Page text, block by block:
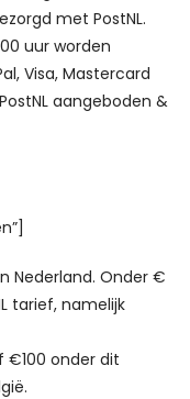
met PostNL.
uur worden
Visa, Mastercard
aangeboden &
Nederland. Onder €
tarief, namelijk
€100 onder dit